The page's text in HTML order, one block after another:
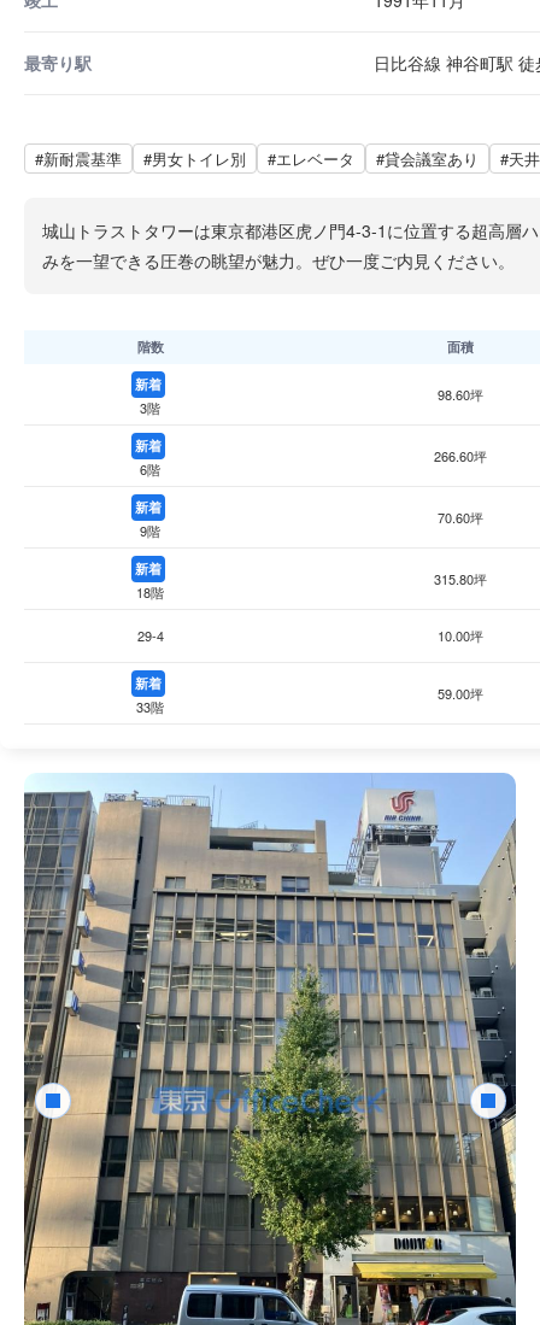
最寄り駅 日比谷線 神谷町駅
#新耐震基準 #男女トイレ別 #エレベータ #貸会議室あり #天
城山トラストタワーは東京都港区虎ノ門4-3-1に位置する超高層
みを一望できる圧巻の眺望が魅力。ぜひ一度ご内見ください。
階数 面積
新着
3階
98.60坪
新着
6階
266.60坪
新着
9階
70.60坪
新着
18階
315.80坪
29-4 10.00坪
新着
33階
59.00坪